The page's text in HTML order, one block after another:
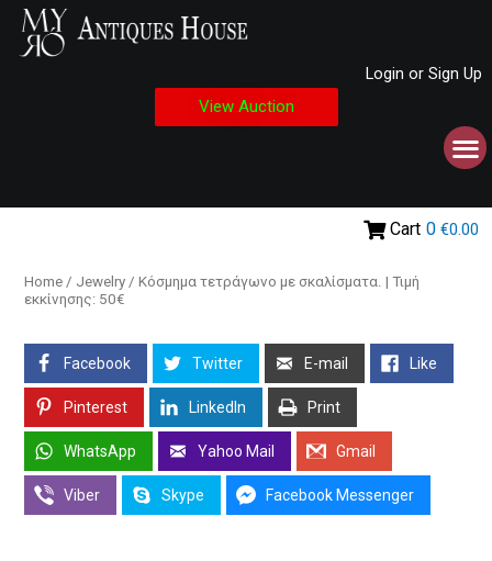
Login or Sign Up
View Auction
Cart 0 €0.00
Home / Jewelry / Κόσμημα τετράγωνο με σκαλίσματα. | Τιμή
εκκίνησης: 50€
Facebook Twitter E-mail Like
Pinterest LinkedIn Print
WhatsApp Yahoo Mail Gmail
Viber Skype Facebook Messenger